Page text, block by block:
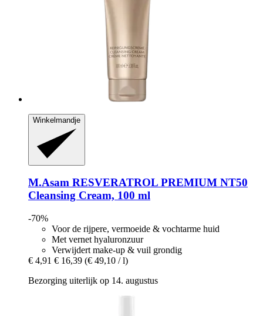
Winkelmandje
M.Asam RESVERATROL PREMIUM NT50
Cleansing Cream, 100 ml
-70%
Voor de rijpere, vermoeide & vochtarme huid
Met vernet hyaluronzuur
Verwijdert make-up & vuil grondig
€ 4,91 € 16,39 (€ 49,10 / l)
Bezorging uiterlijk op 14. augustus